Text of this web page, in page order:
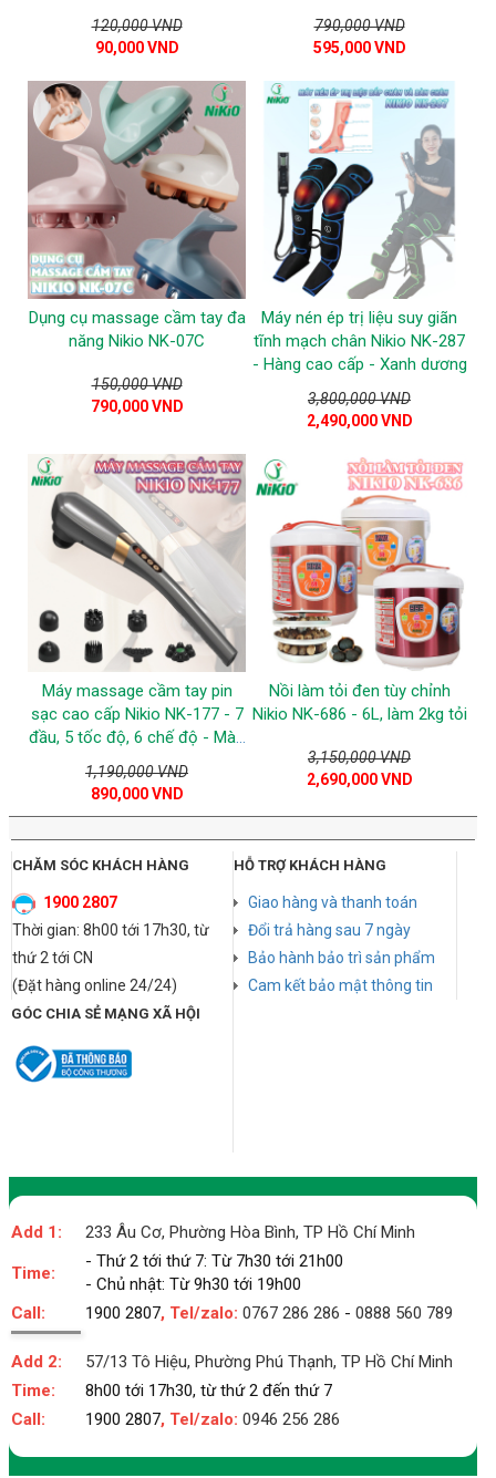
120,000 VND
90,000 VND
790,000 VND
595,000 VND
Dụng cụ massage cầm tay đa
năng Nikio NK-07C
150,000 VND
790,000 VND
Máy nén ép trị liệu suy giãn
tĩnh mạch chân Nikio NK-287
- Hàng cao cấp - Xanh dương
3,800,000 VND
2,490,000 VND
Máy massage cầm tay pin
sạc cao cấp Nikio NK-177 - 7
đầu, 5 tốc độ, 6 chế độ - Màu
xám
1,190,000 VND
890,000 VND
Nồi làm tỏi đen tùy chỉnh
Nikio NK-686 - 6L, làm 2kg tỏi
3,150,000 VND
2,690,000 VND
CHĂM SÓC KHÁCH HÀNG
1900 2807
Thời gian: 8h00 tới 17h30, từ
thứ 2 tới CN
(Đặt hàng online 24/24)
HỖ TRỢ KHÁCH HÀNG
Giao hàng và thanh toán
Đổi trả hàng sau 7 ngày
Bảo hành bảo trì sản phẩm
Cam kết bảo mật thông tin
GÓC CHIA SẺ MẠNG XÃ HỘI
Add 1: 233 Âu Cơ, Phường Hòa Bình, TP Hồ Chí Minh
Time:
- Thứ 2 tới thứ 7: Từ 7h30 tới 21h00
- Chủ nhật: Từ 9h30 tới 19h00
Call:
1900 2807, Tel/zalo:0767 286 286 -0888 560 789
Add 2:
57/13 Tô Hiệu, Phường Phú Thạnh, TP Hồ Chí Minh
Time:
8h00 tới 17h30, từ thứ 2 đến thứ 7
Call:
1900 2807, Tel/zalo:0946 256 286